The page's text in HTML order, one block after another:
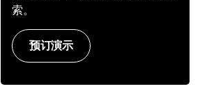
索。
预订演示